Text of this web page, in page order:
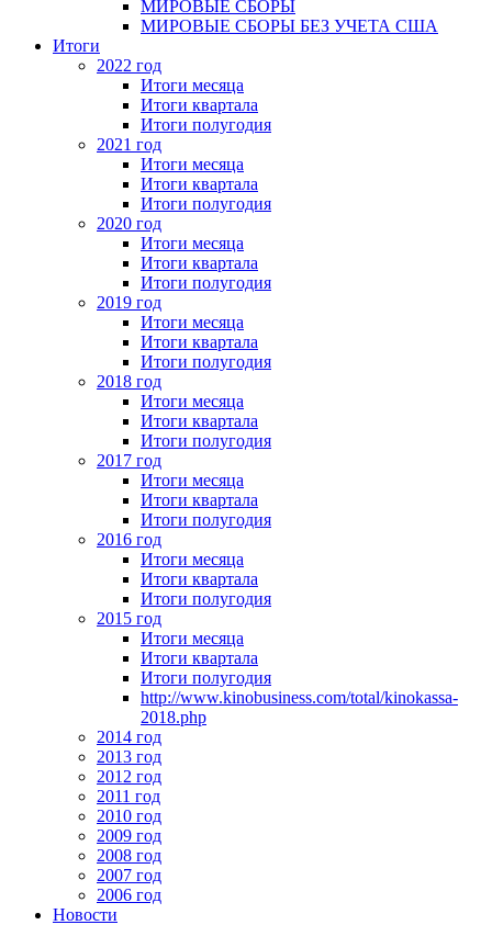
МИРОВЫЕ СБОРЫ
МИРОВЫЕ СБОРЫ БЕЗ УЧЕТА США
Итоги
2022 год
Итоги месяца
Итоги квартала
Итоги полугодия
2021 год
Итоги месяца
Итоги квартала
Итоги полугодия
2020 год
Итоги месяца
Итоги квартала
Итоги полугодия
2019 год
Итоги месяца
Итоги квартала
Итоги полугодия
2018 год
Итоги месяца
Итоги квартала
Итоги полугодия
2017 год
Итоги месяца
Итоги квартала
Итоги полугодия
2016 год
Итоги месяца
Итоги квартала
Итоги полугодия
2015 год
Итоги месяца
Итоги квартала
Итоги полугодия
http://www.kinobusiness.com/total/kinokassa-
2018.php
2014 год
2013 год
2012 год
2011 год
2010 год
2009 год
2008 год
2007 год
2006 год
Новости